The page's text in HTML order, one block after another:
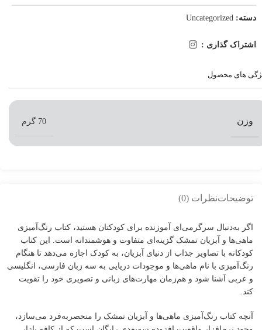
دسته: Uncategorized
اشتراک گذاری :
های محصول
وزن 70 گرم
توضیحاتنظرات (0)
اگر به‌دنبال سرگرمی‌ای آموزنده برای کودکتان هستید، کتاب رنگ‌آمیزی
ماهی‌ها و آبزیان تمشک گزینه‌ای متفاوت و هوشمندانه است. این کتاب
کودکانه با تصاویر جذاب از دنیای آبزیان، به کودک اجازه می‌دهد تا هنگام
رنگ‌آمیزی با نام ماهی‌ها و موجودات دریایی به سه زبان فارسی، انگلیسی
و عربی آشنا شود و هم‌زمان مهارت‌های زبانی و تصویری خود را تقویت
کند.
آنچه کتاب رنگ‌آمیزی ماهی‌ها و آبزیان تمشک را منحصربه‌فرد می‌سازد،